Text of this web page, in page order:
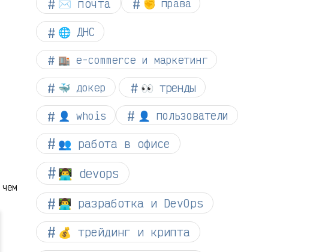
✉️ почта ✊ права
🌐 ДНС
🏬 e-commerce и маркетинг
🐳 докер 👀 тренды
👤 whois 👤 пользователи
👥 работа в офисе
👨‍💻 devops
👨‍💻 разработка и DevOps
💰 трейдинг и крипта